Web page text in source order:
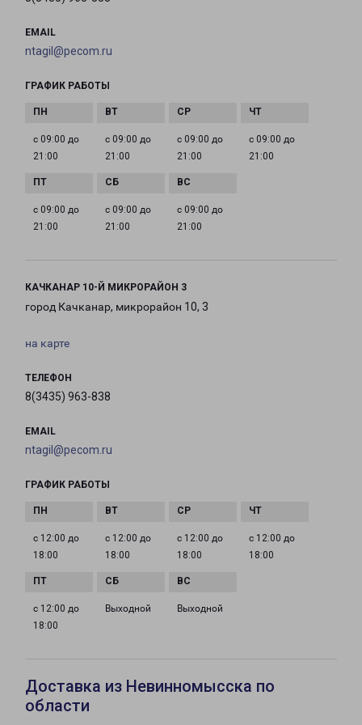
EMAIL
ntagil@pecom.ru
ГРАФИК РАБОТЫ
с 09:00 до
21:00
с 09:00 до
21:00
с 09:00 до
21:00
с 09:00 до
21:00
с 09:00 до
21:00
с 09:00 до
21:00
с 09:00 до
21:00
КАЧКАНАР 10-Й МИКРОРАЙОН 3
город Качканар, микрорайон 10, 3
на карте
ТЕЛЕФОН
8(3435) 963-838
EMAIL
ntagil@pecom.ru
ГРАФИК РАБОТЫ
с 12:00 до
18:00
с 12:00 до
18:00
с 12:00 до
18:00
с 12:00 до
18:00
с 12:00 до
18:00
Выходной Выходной
Доставка из Невинномысска по
области